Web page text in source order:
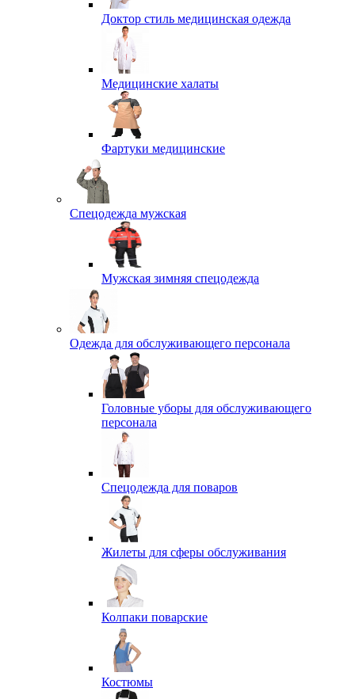
Доктор стиль медицинская одежда
Медицинские халаты
Фартуки медицинские
Спецодежда мужская
Мужская зимняя спецодежда
Одежда для обслуживающего персонала
Головные уборы для обслуживающего
персонала
Спецодежда для поваров
Жилеты для сферы обслуживания
Колпаки поварские
Костюмы